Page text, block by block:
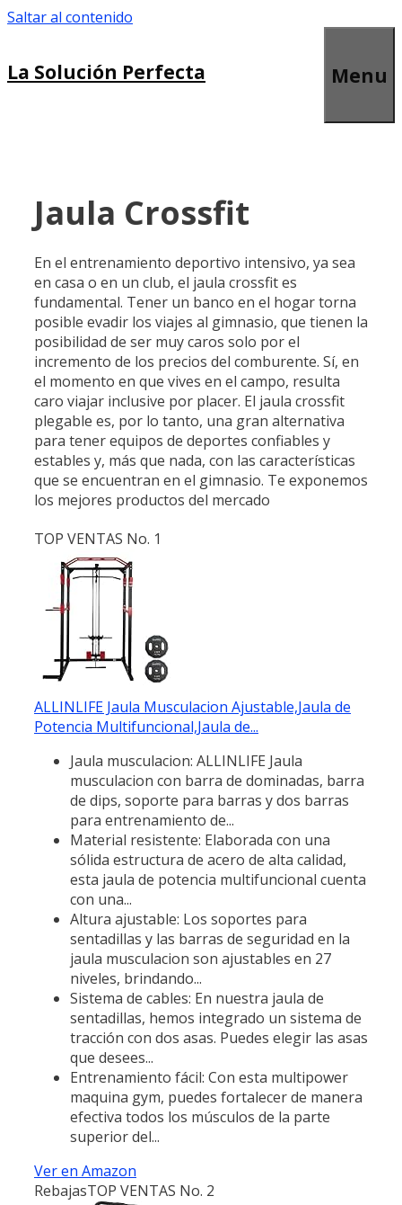
Saltar al contenido
La Solución Perfecta Menu
Jaula Crossfit
En el entrenamiento deportivo intensivo, ya sea
en casa o en un club, el jaula crossfit es
fundamental. Tener un banco en el hogar torna
posible evadir los viajes al gimnasio, que tienen la
posibilidad de ser muy caros solo por el
incremento de los precios del comburente. Sí, en
el momento en que vives en el campo, resulta
caro viajar inclusive por placer. El jaula crossfit
plegable es, por lo tanto, una gran alternativa
para tener equipos de deportes confiables y
estables y, más que nada, con las características
que se encuentran en el gimnasio. Te exponemos
los mejores productos del mercado
TOP VENTAS No. 1
ALLINLIFE Jaula Musculacion Ajustable,Jaula de
Potencia Multifuncional,Jaula de...
Jaula musculacion: ALLINLIFE Jaula
musculacion con barra de dominadas, barra
de dips, soporte para barras y dos barras
para entrenamiento de...
Material resistente: Elaborada con una
sólida estructura de acero de alta calidad,
esta jaula de potencia multifuncional cuenta
con una...
Altura ajustable: Los soportes para
sentadillas y las barras de seguridad en la
jaula musculacion son ajustables en 27
niveles, brindando...
Sistema de cables: En nuestra jaula de
sentadillas, hemos integrado un sistema de
tracción con dos asas. Puedes elegir las asas
que desees...
Entrenamiento fácil: Con esta multipower
maquina gym, puedes fortalecer de manera
efectiva todos los músculos de la parte
superior del...
Ver en Amazon
RebajasTOP VENTAS No. 2